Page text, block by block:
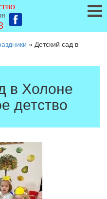
» Детский сад в
в Холоне
детство